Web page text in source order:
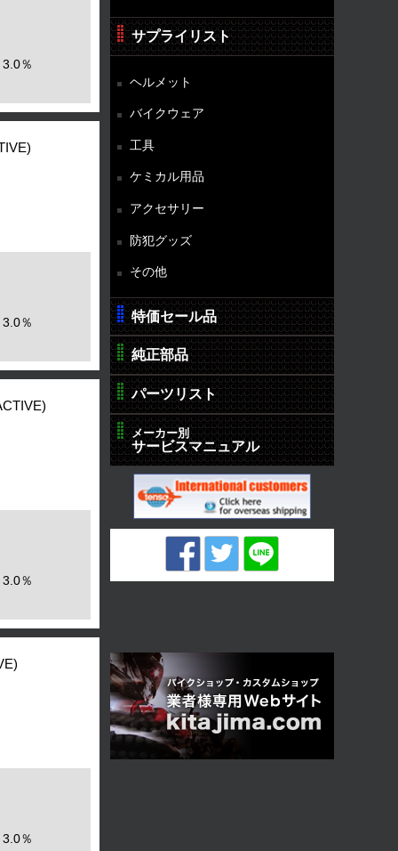
％
％
％
％
サプライリスト
ヘルメット
バイクウェア
工具
ケミカル用品
アクセサリー
防犯グッズ
その他
特価セール品
純正部品
パーツリスト
メーカー別
サービスマニュアル